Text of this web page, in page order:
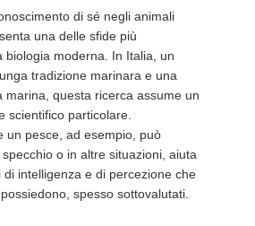
di sé negli animali
una delle sfide più
biologia moderna. In Italia, un
tradizione marinara e una
marina, questa ricerca assume un
scientifico particolare.
un pesce, ad esempio, può
o in altre situazioni, aiuta
di intelligenza e di percezione che
spesso sottovalutati.